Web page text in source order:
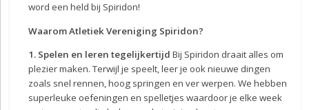
word een held bij Spiridon!
Waarom Atletiek Vereniging Spiridon?
1. Spelen en leren tegelijkertijd Bij Spiridon draait alles om
plezier maken. Terwijl je speelt, leer je ook nieuwe dingen
zoals snel rennen, hoog springen en ver werpen. We hebben
superleuke oefeningen en spelletjes waardoor je elke week